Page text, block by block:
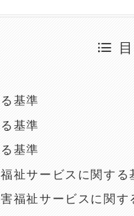
基準
基準
基準
祉サービスに関する
福祉サービスに関す